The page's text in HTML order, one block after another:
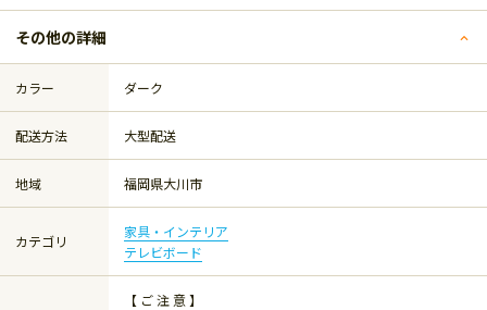
その他の詳細
カラー ダーク
配送方法 大型配送
地域 福岡県大川市
カテゴリ
家具・インテリア
テレビボード
【 ご 注 意 】